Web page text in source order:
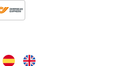
It has just arrived. Look fantastic.